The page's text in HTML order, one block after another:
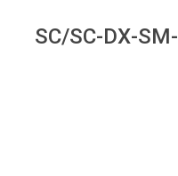
آداپتور فیبر نوری مدل SC/SC-DX-SM-